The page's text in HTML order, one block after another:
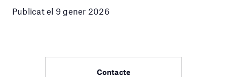
Publicat el 9 gener 2026
Contacte